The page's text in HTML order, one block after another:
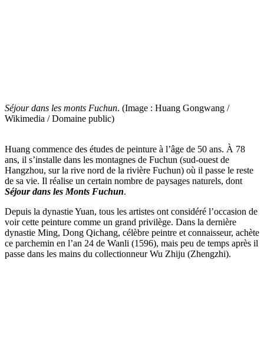
Séjour dans les monts Fuchun. (Image : Huang Gongwang /
Wikimedia / Domaine public)
Huang commence des études de peinture à l’âge de 50 ans. À 78
ans, il s’installe dans les montagnes de Fuchun (sud-ouest de
Hangzhou, sur la rive nord de la rivière Fuchun) où il passe le reste
de sa vie. Il réalise un certain nombre de paysages naturels, dont
Séjour dans les Monts Fuchun.
Depuis la dynastie Yuan, tous les artistes ont considéré l’occasion de
voir cette peinture comme un grand privilège. Dans la dernière
dynastie Ming, Dong Qichang, célèbre peintre et connaisseur, achète
ce parchemin en l’an 24 de Wanli (1596), mais peu de temps après il
passe dans les mains du collectionneur Wu Zhiju (Zhengzhi).